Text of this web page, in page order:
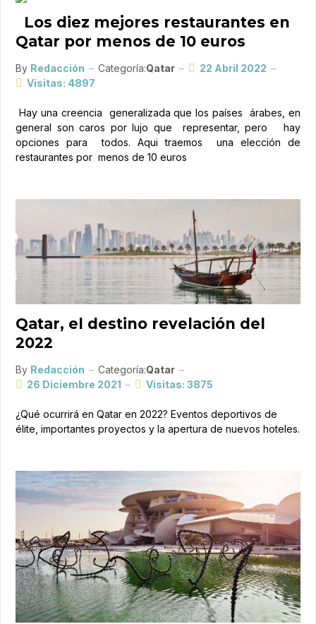
Los diez mejores restaurantes en
Qatar por menos de 10 euros
By Redacción Categoría:Qatar
22 Abril 2022
Visitas: 4897
Hay una creencia generalizada que los países árabes, en
general son caros por lujo que representar, pero hay
opciones para todos. Aqui traemos una elección de
restaurantes por menos de 10 euros
Qatar, el destino revelación del
2022
By Redacción Categoría:Qatar
26 Diciembre 2021
Visitas: 3875
¿Qué ocurrirá en Qatar en 2022? Eventos deportivos de
élite, importantes proyectos y la apertura de nuevos hoteles.